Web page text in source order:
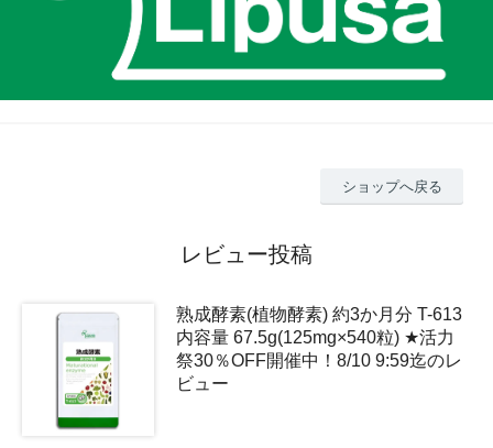
ショップへ戻る
レビュー投稿
熟成酵素(植物酵素) 約3か月分 T-613
内容量 67.5g(125mg×540粒) ★活力
祭30％OFF開催中！8/10 9:59迄のレ
ビュー